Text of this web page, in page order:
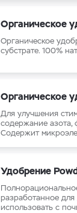
Органическое
Органическое
субстрате. 100%
Органическое
Для улучшения
содержание азота,
Содержит
Удобрение
разработанное
использовать с